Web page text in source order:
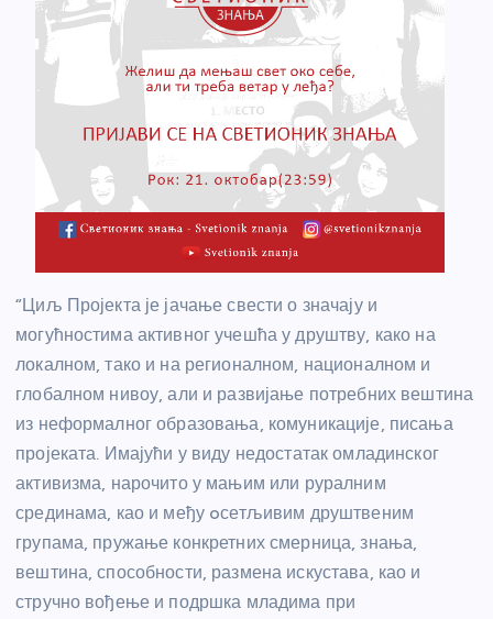
“Циљ Пројекта је јачање свести о значају и
могућностима активног учешћа у друштву, како на
локалном, тако и на регионалном, националном и
глобалном нивоу, али и развијање потребних вештина
из неформалног образовања, комуникације, писања
пројеката. Имајући у виду недостатак омладинског
активизма, нарочито у мањим или руралним
срединама, као и међу oсетљивим друштвеним
групама, пружање конкретних смерница, знања,
вештина, способности, размена искустава, као и
стручно вођење и подршка младима при